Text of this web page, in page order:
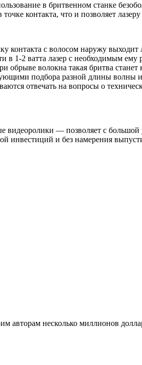
в бритвенном станке
контакта, что и позволяет
контакта с волосом наружу
1-2 ватта лазер с необходимым ему
волокна такая бритва станет
подбора разной длины волны
отвечать на вопросы о
— позволяет с большой
инвестиций и без намерения
авторам несколько миллионов